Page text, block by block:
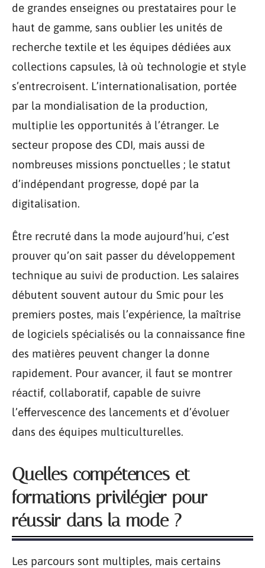
de grandes enseignes ou prestataires pour le
haut de gamme, sans oublier les unités de
recherche textile et les équipes dédiées aux
collections capsules, là où technologie et style
s’entrecroisent. L’internationalisation, portée
par la mondialisation de la production,
multiplie les opportunités à l’étranger. Le
secteur propose des CDI, mais aussi de
nombreuses missions ponctuelles ; le statut
d’indépendant progresse, dopé par la
digitalisation.
Être recruté dans la mode aujourd’hui, c’est
prouver qu’on sait passer du développement
technique au suivi de production. Les salaires
débutent souvent autour du Smic pour les
premiers postes, mais l’expérience, la maîtrise
de logiciels spécialisés ou la connaissance fine
des matières peuvent changer la donne
rapidement. Pour avancer, il faut se montrer
réactif, collaboratif, capable de suivre
l’effervescence des lancements et d’évoluer
dans des équipes multiculturelles.
Quelles compétences et
formations privilégier pour
réussir dans la mode ?
Les parcours sont multiples, mais certains